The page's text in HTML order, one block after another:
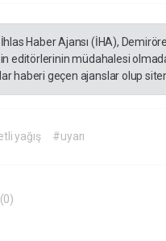
Haber Ajansı (İHA),
editörlerinin müdahalesi
haberi geçen ajanslar olup
yağış #uyarı
(0)